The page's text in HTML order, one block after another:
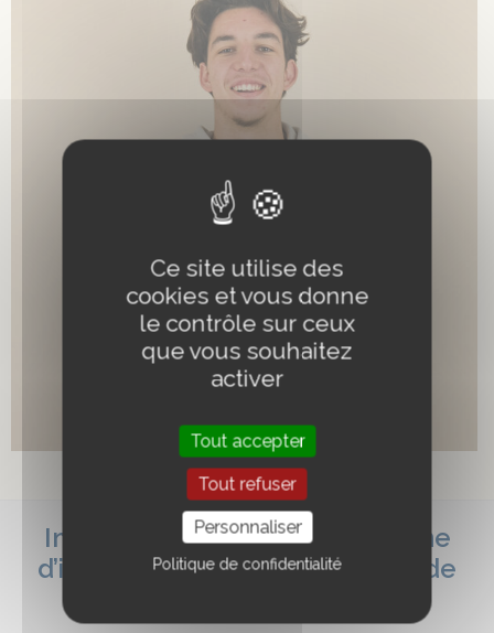
AJOUTER AU PANIER
Sweat personnalisé
Impressions disponibles et zone
d’impression pour les capotes de
Ce site utilise des
cookies et vous donne
le contrôle sur ceux
que vous souhaitez
activer
Tout accepter
Tout refuser
Personnaliser
Politique de confidentialité